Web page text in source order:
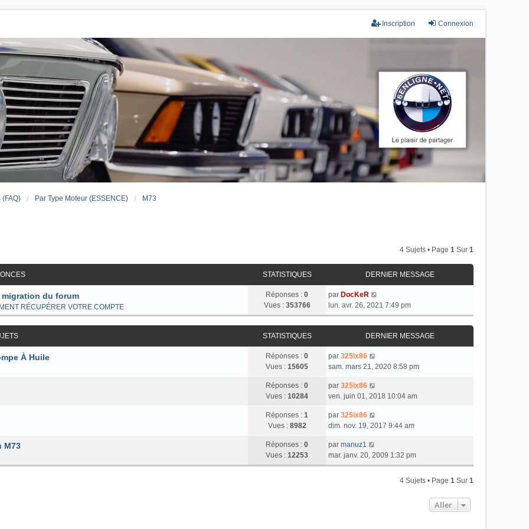
Connexion
Inscription
Par Type Moteur (ESSENCE) M73
4 Sujets • Page 1 Sur 1
STATISTIQUES DERNIER MESSAGE
migration du forum
RÉCUPÉRER VOTRE COMPTE
Réponses : 0
Vues : 353766
par DocKeR
lun. avr. 26, 2021 7:49 pm
STATISTIQUES DERNIER MESSAGE
À Huile Réponses : 0
Vues : 15605
par 325ix86
sam. mars 21, 2020 8:58 pm
Réponses : 0
Vues : 10284
par 325ix86
ven. juin 01, 2018 10:04 am
Réponses : 1
Vues : 8982
par 325ix86
dim. nov. 19, 2017 9:44 am
M73 Réponses : 0
Vues : 12253
par manuz1
mar. janv. 20, 2009 1:32 pm
4 Sujets • Page 1 Sur 1
Aller